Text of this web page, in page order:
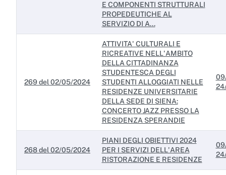
E COMPONENTI STRUTTURALI
PROPEDEUTICHE AL
SERVIZIO DI A...
269 del 02/05/2024
ATTIVITA' CULTURALI E
RICREATIVE NELL'AMBITO
DELLA CITTADINANZA
STUDENTESCA DEGLI
STUDENTI ALLOGGIATI NELLE
RESIDENZE UNIVERSITARIE
DELLA SEDE DI SIENA:
CONCERTO JAZZ PRESSO LA
RESIDENZA SPERANDIE
268 del 02/05/2024
PIANI DEGLI OBIETTIVI 2024
PER I SERVIZI DELL'AREA
RISTORAZIONE E RESIDENZE